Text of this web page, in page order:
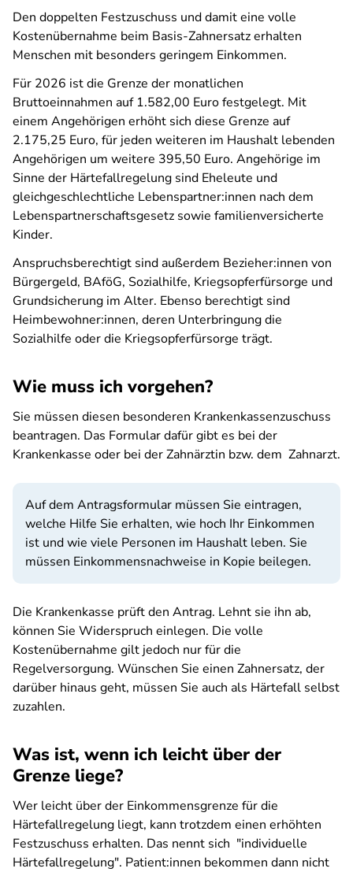
Den doppelten Festzuschuss und damit eine volle
Kostenübernahme beim Basis-Zahnersatz erhalten
Menschen mit besonders geringem Einkommen.
Für 2026 ist die Grenze der monatlichen
Bruttoeinnahmen auf 1.582,00 Euro festgelegt. Mit
einem Angehörigen erhöht sich diese Grenze auf
2.175,25 Euro, für jeden weiteren im Haushalt lebenden
Angehörigen um weitere 395,50 Euro. Angehörige im
Sinne der Härtefallregelung sind Eheleute und
gleichgeschlechtliche Lebenspartner:innen nach dem
Lebenspartnerschaftsgesetz sowie familienversicherte
Kinder.
Anspruchsberechtigt sind außerdem Bezieher:innen von
Bürgergeld, BAföG, Sozialhilfe, Kriegsopferfürsorge und
Grundsicherung im Alter. Ebenso berechtigt sind
Heimbewohner:innen, deren Unterbringung die
Sozialhilfe oder die Kriegsopferfürsorge trägt.
Wie muss ich vorgehen?
Sie müssen diesen besonderen Krankenkassenzuschuss
beantragen. Das Formular dafür gibt es bei der
Krankenkasse oder bei der Zahnärztin bzw. dem Zahnarzt.
Auf dem Antragsformular müssen Sie eintragen,
welche Hilfe Sie erhalten, wie hoch Ihr Einkommen
ist und wie viele Personen im Haushalt leben. Sie
müssen Einkommensnachweise in Kopie beilegen.
Die Krankenkasse prüft den Antrag. Lehnt sie ihn ab,
können Sie Widerspruch einlegen. Die volle
Kostenübernahme gilt jedoch nur für die
Regelversorgung. Wünschen Sie einen Zahnersatz, der
darüber hinaus geht, müssen Sie auch als Härtefall selbst
zuzahlen.
Was ist, wenn ich leicht über der
Grenze liege?
Wer leicht über der Einkommensgrenze für die
Härtefallregelung liegt, kann trotzdem einen erhöhten
Festzuschuss erhalten. Das nennt sich "individuelle
Härtefallregelung". Patient:innen bekommen dann nicht